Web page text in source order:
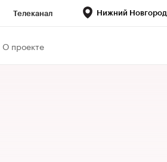
Телеканал Нижний Новгород
О проекте